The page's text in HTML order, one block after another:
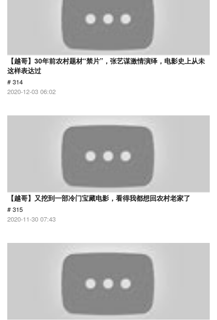
【越哥】30年前农村题材“禁片”，张艺谋激情演绎，电影史上从未
这样表达过
# 314
2020-12-03 06:02
【越哥】又挖到一部冷门宝藏电影，看得我都想回农村老家了
# 315
2020-11-30 07:43